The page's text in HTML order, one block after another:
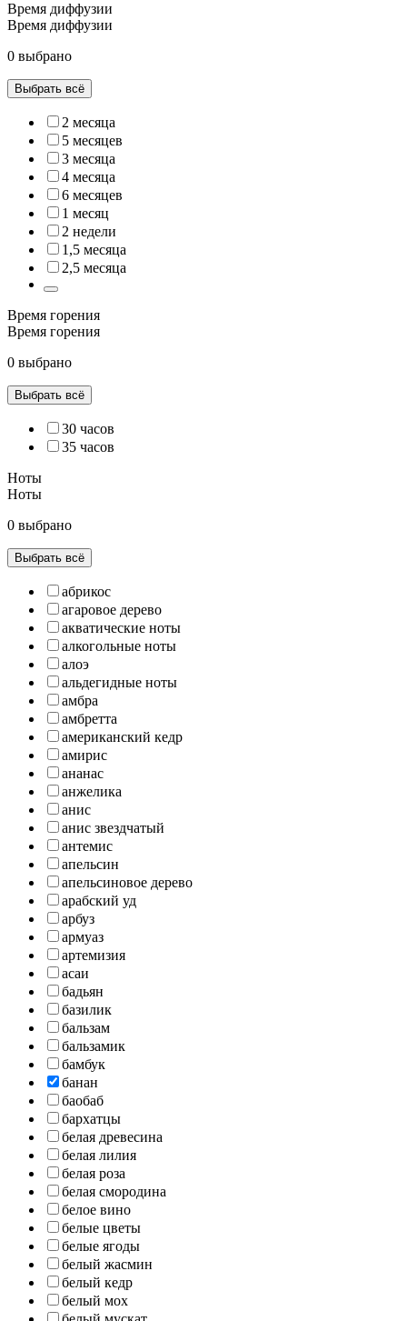
Время диффузии
Время диффузии
0 выбрано
Выбрать всё
2 месяца
5 месяцев
3 месяца
4 месяца
6 месяцев
1 месяц
2 недели
1,5 месяца
2,5 месяца
Время горения
Время горения
0 выбрано
Выбрать всё
30 часов
35 часов
Ноты
Ноты
0 выбрано
Выбрать всё
абрикос
агаровое дерево
акватические ноты
алкогольные ноты
алоэ
альдегидные ноты
амбра
амбретта
американский кедр
амирис
ананас
анжелика
анис
анис звездчатый
антемис
апельсин
апельсиновое дерево
арабский уд
арбуз
армуаз
артемизия
асаи
бадьян
базилик
бальзам
бальзамик
бамбук
банан
баобаб
бархатцы
белая древесина
белая лилия
белая роза
белая смородина
белое вино
белые цветы
белые ягоды
белый жасмин
белый кедр
белый мох